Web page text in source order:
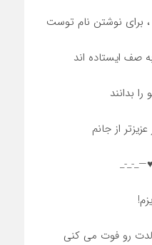
برای نوشتن نام توست
صف ایستاده اند
را بدانند
از جانم
_-_-
رو فوت می کنی